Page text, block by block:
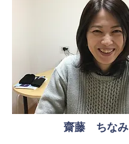
​齋藤 ちなみ